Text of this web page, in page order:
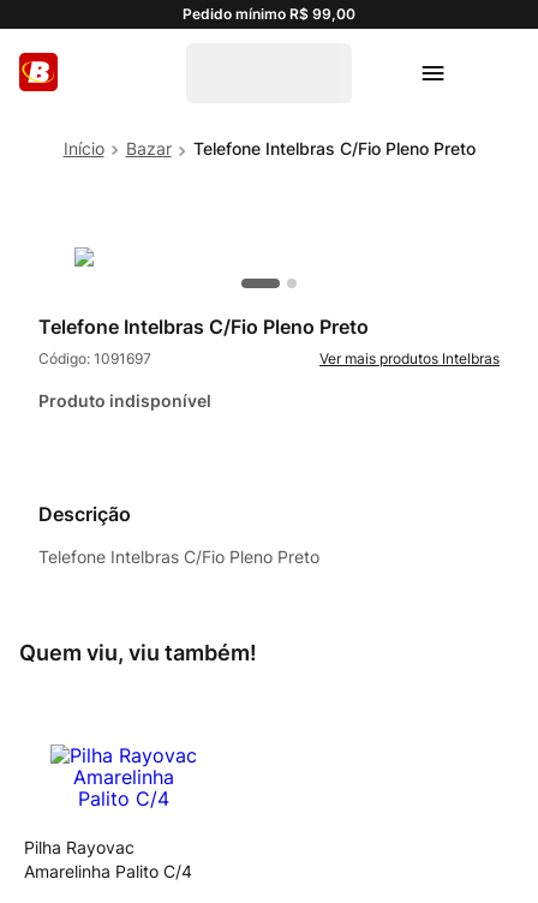
Pedido mínimo R$ 99,00
Bazar Telefone Intelbras C/Fio Pleno Preto
Telefone Intelbras C/Fio Pleno Preto
Código: 1091697 Intelbras
Produto indisponível
Descrição
Telefone Intelbras C/Fio Pleno Preto
Quem viu, viu também!
Pilha Rayovac
Amarelinha Palito C/4